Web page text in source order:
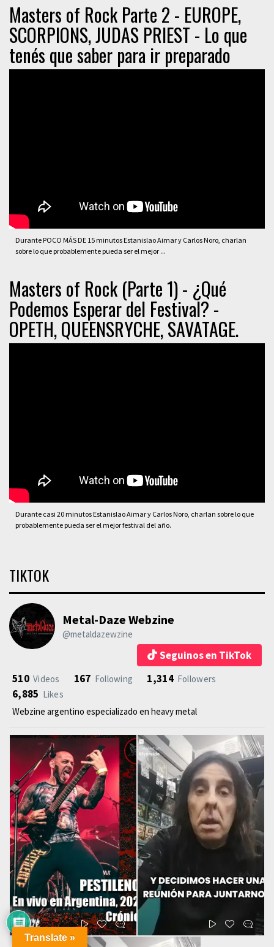
Masters of Rock Parte 2 - EUROPE,
SCORPIONS, JUDAS PRIEST - Lo que
tenés que saber para ir preparado
Durante POCO MÁS DE 15 minutos Estanislao Aimar y Carlos Noro, charlan
sobre lo que probablemente pueda ser el mejor ...
Masters of Rock (Parte 1) - ¿Qué
Podemos Esperar del Festival? -
OPETH, QUEENSRYCHE, SAVATAGE.
Durante casi 20 minutos Estanislao Aimar y Carlos Noro, charlan sobre lo que
probablemente pueda ser el mejor festival del año.
TIKTOK
Metal-Daze Webzine
@metaldazewzine
Seguinos en TikTok
510 Videos 167 Following 1,314 Followers
6,885 Likes
Webzine argentino especializado en heavy metal
Translate »